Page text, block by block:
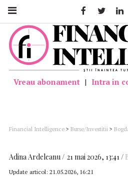
Vreau abonament | Intra in
Financial Intelligence > Burse/Investitii >
ale României, tocmai către cele mai
Adina Ardeleanu 21 mai 2026, 13:41
Update articol: 21.05.2026, 16:21
FacebookTwitter